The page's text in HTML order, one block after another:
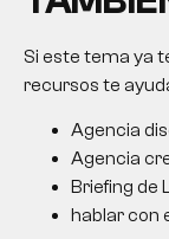
Si este tema ya
recursos te
Agencia
Agencia
Briefing de
hablar con